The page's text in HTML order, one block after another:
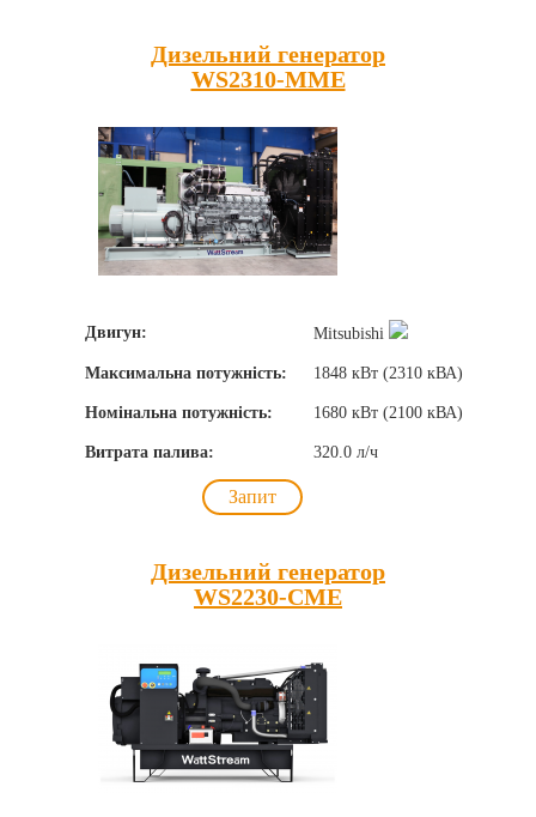
Дизельний генератор
WS2310-MME
Двигун: Mitsubishi
Максимальна потужність: 1848 кВт (2310 кВА)
Номінальна потужність: 1680 кВт (2100 кВА)
Витрата палива: 320.0 л/ч
Запит
Дизельний генератор
WS2230-CME